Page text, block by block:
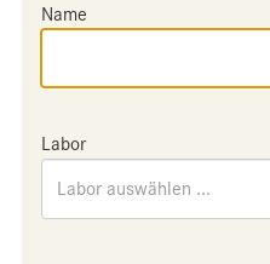
Name
Labor
Labor auswählen ...